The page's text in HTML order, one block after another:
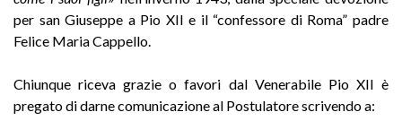
per san Giuseppe a Pio XII e il “confessore di Roma” padre
Felice Maria Cappello.
Chiunque riceva grazie o favori dal Venerabile Pio XII è
pregato di darne comunicazione al Postulatore scrivendo a: